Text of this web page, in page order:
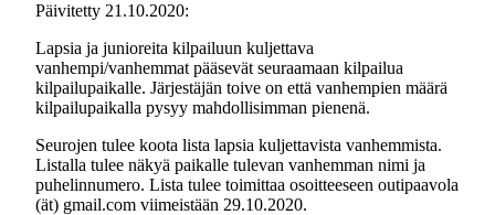
Päivitetty 21.10.2020:
Lapsia ja junioreita kilpailuun kuljettava
vanhempi/vanhemmat pääsevät seuraamaan kilpailua
kilpailupaikalle. Järjestäjän toive on että vanhempien määrä
kilpailupaikalla pysyy mahdollisimman pienenä.
Seurojen tulee koota lista lapsia kuljettavista vanhemmista.
Listalla tulee näkyä paikalle tulevan vanhemman nimi ja
puhelinnumero. Lista tulee toimittaa osoitteeseen outipaavola
(ät) gmail.com viimeistään 29.10.2020.